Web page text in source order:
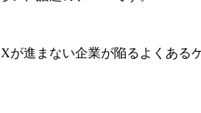
が進まない企業が陥るよくある